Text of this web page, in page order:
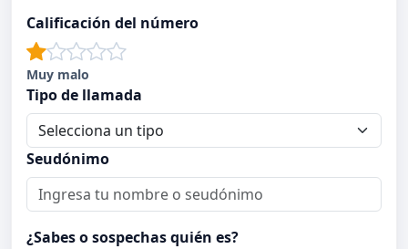
Calificación del número
Muy malo
Tipo de llamada
Seudónimo
¿Sabes o sospechas quién es?